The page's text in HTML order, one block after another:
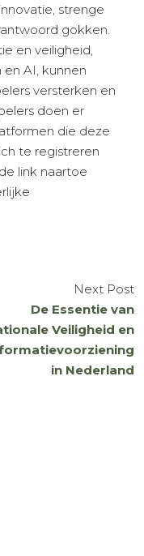
strenge
gokken.
en veiligheid,
AI, kunnen
versterken en
doen er
die deze
te registreren
link naartoe
Next Post
De Essentie van
Veiligheid en
in Nederland